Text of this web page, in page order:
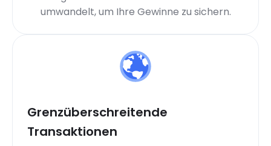
umwandelt, um Ihre Gewinne zu sichern.
Grenzüberschreitende
Transaktionen